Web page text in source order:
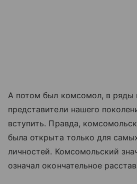
А потом был комсомол, в ряды
представители нашего
вступить. Правда,
была открыта только для
личностей. Комсомольский
означал окончательное